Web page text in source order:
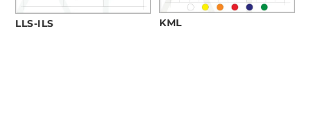
LLS-ILS KML